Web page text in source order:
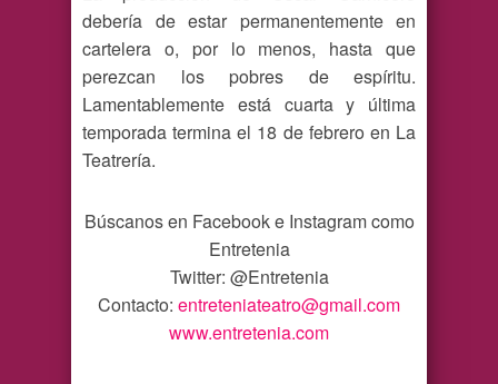
debería de estar permanentemente en
cartelera o, por lo menos, hasta que
perezcan los pobres de espíritu.
Lamentablemente está cuarta y última
temporada termina el 18 de febrero en La
Teatrería.
Búscanos en Facebook e Instagram como
Entretenia
Twitter: @Entretenia
Contacto: entreteniateatro@gmail.com
www.entretenia.com